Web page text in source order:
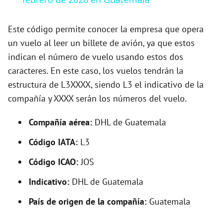
V
i
d
Este código permite conocer la empresa que opera
un vuelo al leer un billete de avión, ya que estos
indican el número de vuelo usando estos dos
caracteres. En este caso, los vuelos tendrán la
estructura de L3XXXX, siendo L3 el indicativo de la
compañía y XXXX serán los números del vuelo.
Compañía aérea: DHL de Guatemala
Código IATA: L3
Código ICAO:JOS
Indicativo: DHL de Guatemala
País de origen de la compañía: Guatemala